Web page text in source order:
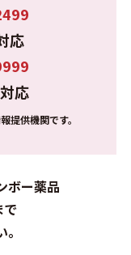
応
応
供機関です。
ボー薬品
で